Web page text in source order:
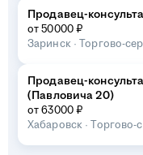
Продавец-
от 50000 ₽
Заринск·Торгово-
Продавец-
(Павловича 20)
от 63000 ₽
Хабаровск ·Торгово-